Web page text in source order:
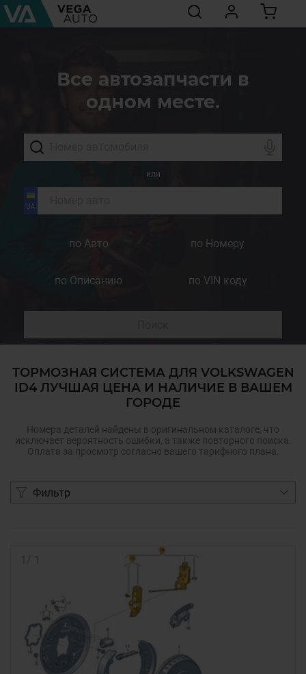
Все автозапчасти в
одном месте.
или
по Авто по Номеру
по Описанию по VIN коду
ТОРМОЗНАЯ СИСТЕМА ДЛЯ VOLKSWAGEN
ID4 ЛУЧШАЯ ЦЕНА И НАЛИЧИЕ В ВАШЕМ
ГОРОДЕ
Номера деталей найдены в оригинальном каталоге, что
исключает вероятность ошибки, а также повторного поиска.
Оплата за просмотр согласно вашего тарифного плана.
Фильтр